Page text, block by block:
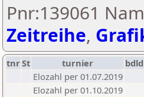
Pnr:139061
Zeitreihe,
tnrSt turnier bdld
Elozahl per 01.07.2019
Elozahl per 01.10.2019